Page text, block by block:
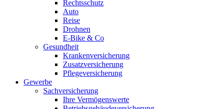
Rechtsschutz
Auto
Reise
Drohnen
E-Bike & Co
Gesundheit
Krankenversicherung
Zusatzversicherung
Pflegeversicherung
Gewerbe
Sachversicherung
Ihre Vermögenswerte